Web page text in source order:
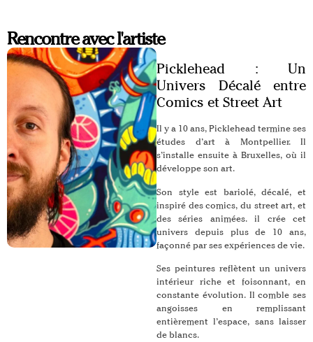
Picklehead : Un
Univers Décalé entre
Comics et Street Art
Il y a 10 ans, Picklehead termine ses
études d’art à Montpellier. Il
s’installe ensuite à Bruxelles, où il
développe son art.
Son style est bariolé, décalé, et
inspiré des comics, du street art, et
des séries animées. il crée cet
univers depuis plus de 10 ans,
façonné par ses expériences de vie.
Ses peintures reflètent un univers
intérieur riche et foisonnant, en
constante évolution. Il comble ses
angoisses en remplissant
entièrement l’espace, sans laisser
de blancs.
Rencontre avec l'artiste